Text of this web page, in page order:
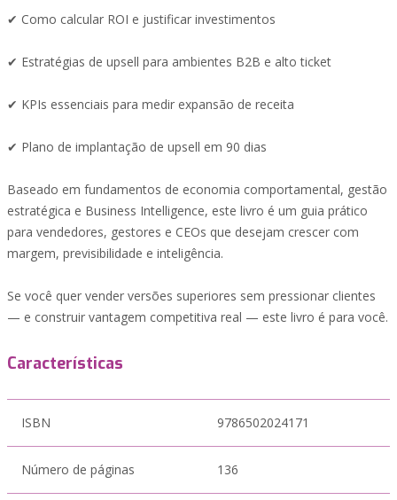
✔ Como calcular ROI e justificar investimentos
✔ Estratégias de upsell para ambientes B2B e alto ticket
✔ KPIs essenciais para medir expansão de receita
✔ Plano de implantação de upsell em 90 dias
Baseado em fundamentos de economia comportamental, gestão
estratégica e Business Intelligence, este livro é um guia prático
para vendedores, gestores e CEOs que desejam crescer com
margem, previsibilidade e inteligência.
Se você quer vender versões superiores sem pressionar clientes
— e construir vantagem competitiva real — este livro é para você.
Características
ISBN 9786502024171
Número de páginas 136